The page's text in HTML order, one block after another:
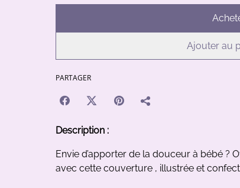
Ajouter au
PARTAGER
Description :
Envie d’apporter de la douceur à bébé ?
avec cette couverture , illustrée et